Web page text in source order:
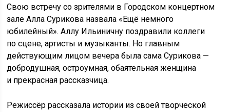
Свою встречу со зрителями в Городском концертном
зале Алла Сурикова назвала «Ещё немного
юбилейный». Аллу Ильиничну поздравили коллеги
по сцене, артисты и музыканты. Но главным
действующим лицом вечера была сама Сурикова —
добродушная, остроумная, обаятельная женщина
и прекрасная рассказчица.
Режиссёр рассказала истории из своей творческой